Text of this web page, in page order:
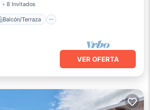
8 Invitados
Balcón/Terraza
VER OFERTA